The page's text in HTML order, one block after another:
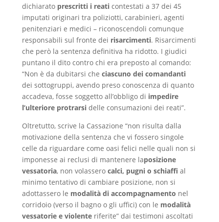
dichiarato prescritti i reaticontestati a 37 dei 45
imputati originari tra poliziotti, carabinieri, agenti
penitenziari e medici – riconoscendoli comunque
responsabili sul fronte dei risarcimenti. Risarcimenti
che però la sentenza definitiva ha ridotto. I giudici
puntano il dito contro chi era preposto al comando:
“Non è da dubitarsi che ciascuno dei comandanti
dei sottogruppi, avendo preso conoscenza di quanto
accadeva, fosse soggetto all’obbligo di impedire
l’ulteriore protrarsidelle consumazioni dei reati”.
Oltretutto, scrive la Cassazione “non risulta dalla
motivazione della sentenza che vi fossero singole
celle da riguardare come oasi felici nelle quali non si
imponesse ai reclusi di mantenere laposizione
vessatoria, non volassero calci, pugni o schiaffi al
minimo tentativo di cambiare posizione, non si
adottassero le modalità di accompagnamento nel
corridoio (verso il bagno o gli uffici) con le modalità
vessatorie e violenteriferite” dai testimoni ascoltati